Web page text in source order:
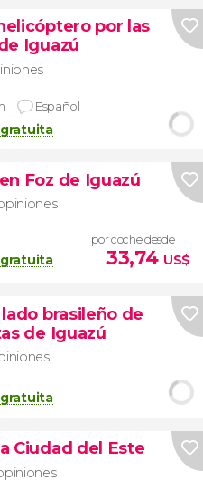
por las
Iguazú
Español
Foz de Iguazú
por coche desde
33,74 US$
brasileño de
de Iguazú
Ciudad del Este